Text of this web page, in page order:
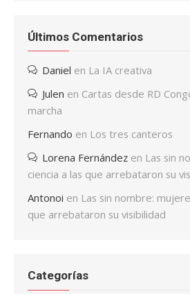
Últimos Comentarios
Daniel en La IA creativa
Julen en Cartas desde RD
marcha
Fernando en Los tres canteros
Lorena Fernández en Las sin
ciencia a las que arrebataron su
Antonoi en Las sin nombre:
que arrebataron su visibilidad
Categorías